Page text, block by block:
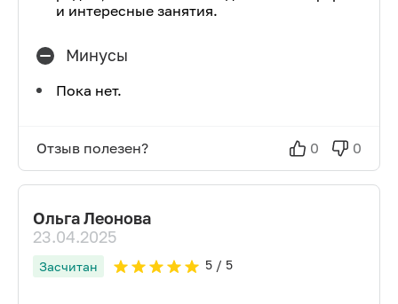
и интересные занятия.
Минусы
Пока нет.
Отзыв полезен? 0 0
Ольга Леонова
23.04.2025
Засчитан 5/ 5